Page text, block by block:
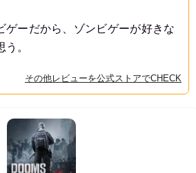
ゲーだから、ゾンビゲーが好きな
。
その他レビューを公式ストアでCHECK